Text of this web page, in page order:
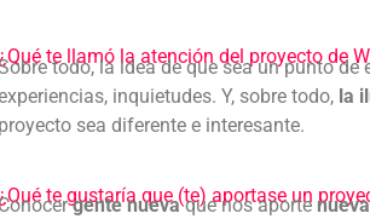
te llamó la atención del proyecto de
todo, la idea de que sea un punto
inquietudes. Y, sobre todo, la
proyecto sea diferente e interesante.
te gustaría que (te) aportase un
gente nuevaque nos aporte